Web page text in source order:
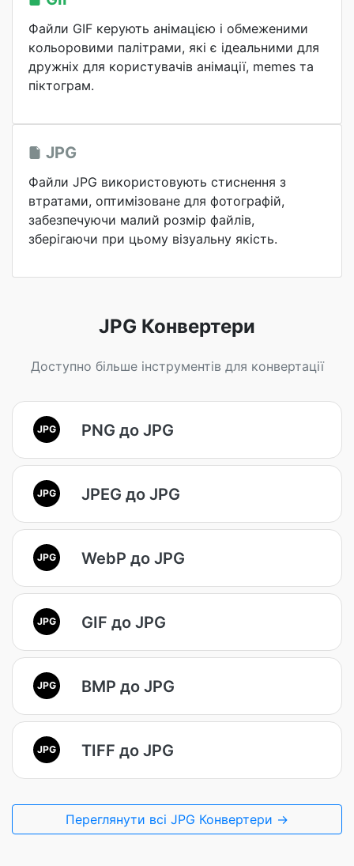
Файли GIF керують анімацією і обмеженими
кольоровими палітрами, які є ідеальними для
дружніх для користувачів анімації, memes та
піктограм.
JPG
Файли JPG використовують стиснення з
втратами, оптимізоване для фотографій,
забезпечуючи малий розмір файлів,
зберігаючи при цьому візуальну якість.
JPG Конвертери
Доступно більше інструментів для конвертації
JPG PNG до JPG
JPG JPEG до JPG
JPG WebP до JPG
JPG GIF до JPG
JPG BMP до JPG
JPG TIFF до JPG
Переглянути всі JPG Конвертери →